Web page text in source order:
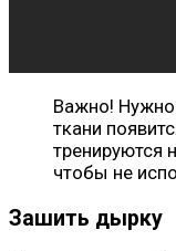
Важно! Нужно
ткани
тренируются
чтобы не
Зашить дырку